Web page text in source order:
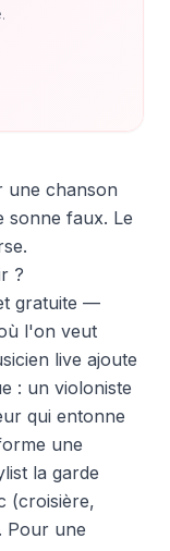
une chanson
sonne faux. Le
?
gratuite —
l'on veut
live ajoute
: un violoniste
qui entonne
une
la garde
(croisière,
Pour une